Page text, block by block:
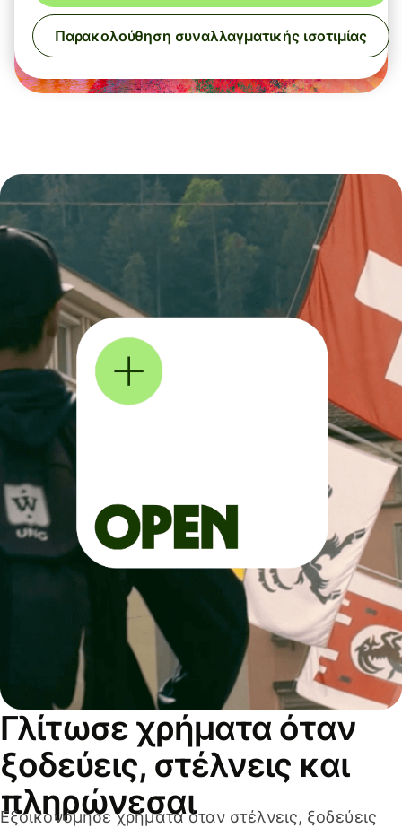
Παρακολούθηση συναλλαγματικής ισοτιμίας
Γλίτωσε χρήματα όταν
ξοδεύεις, στέλνεις και
πληρώνεσαι
Εξοικονόμησε χρήματα όταν στέλνεις, ξοδεύεις